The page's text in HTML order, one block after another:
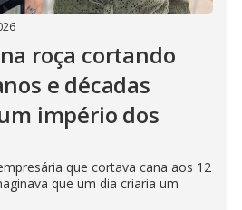
roça cortando
e décadas
império dos
que cortava cana aos 12
que um dia criaria um